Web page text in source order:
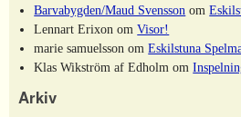
Barvabygden/Maud Svensson om
Lennart Erixon omVisor!
marie samuelsson omEskilstuna
Klas Wikström af Edholm om
Arkiv